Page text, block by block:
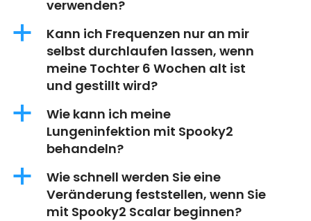
verwenden?
a
Kann ich Frequenzen nur an mir
selbst durchlaufen lassen, wenn
meine Tochter 6 Wochen alt ist
und gestillt wird?
a
Wie kann ich meine
Lungeninfektion mit Spooky2
behandeln?
a
Wie schnell werden Sie eine
Veränderung feststellen, wenn Sie
mit Spooky2 Scalar beginnen?